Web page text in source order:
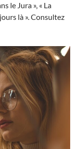
le Jura », « La
là ». Consultez